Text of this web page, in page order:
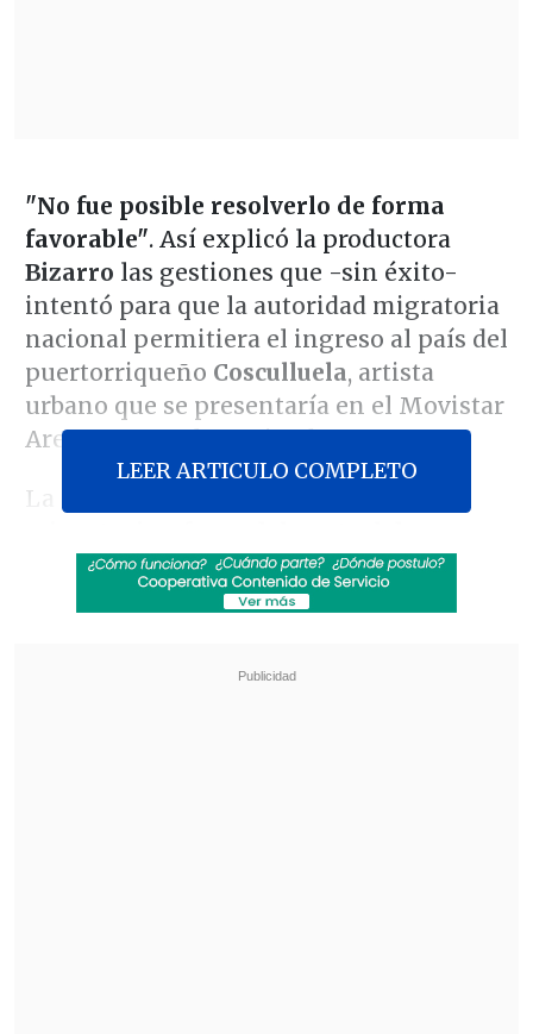
"No fue posible resolverlo de forma
favorable". Así explicó la productora
Bizarro las gestiones que -sin éxito-
intentó para que la autoridad migratoria
nacional permitiera el ingreso al país del
puertorriqueño Cosculluela, artista
urbano que se presentaría en el Movistar
Arena este 27 de noviembre.
La situación se debió a
Bizarro, su management y el artista"
agregó la empresa, también encargada
LEER ARTICULO COMPLETO